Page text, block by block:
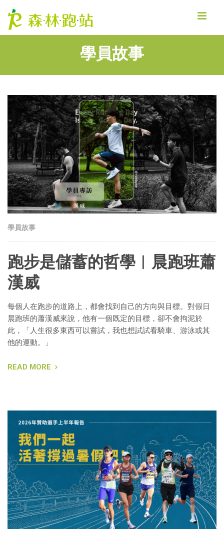
學員故事
學員故事
跑步是儲蓄的哲學︱晨跑班蕭
漢威
每個人在跑步的道路上，都會找到自己的方向與目標。對假日
晨跑班的蕭漢威來說，他有一個既定的目標，卻不會拘泥於
此，「人生很多東西可以嘗試，我也想試試看騎車、游泳或其
他的運動。」
READ MORE